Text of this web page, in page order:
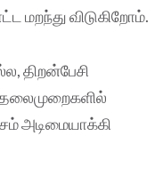
மறந்து விடுகிறோம்.
திறன்பேசி
தலைமுறைகளில்
அடிமையாக்கி